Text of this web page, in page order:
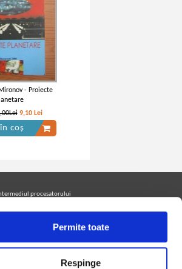
Permite toate
Respinge
- Proiecte
9,10 Lei
coș
procesatorului
pentru a fi la curent cu